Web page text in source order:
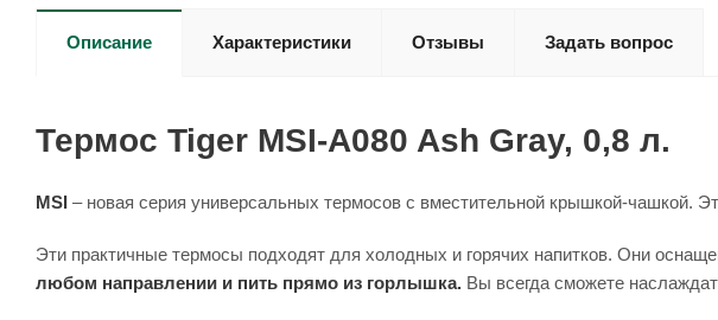
Описание Характеристики Отзывы Задать вопрос
Термос Tiger MSI-A080 Ash Gray, 0,8 л.
MSI – новая серия универсальных термосов с вместительной крышкой-чашкой.
Эти практичные термосы подходят для холодных и горячих напитков. Они
любом направлении и пить прямо из горлышка. Вы всегда сможете